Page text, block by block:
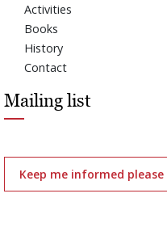
Activities
Books
History
Contact
Mailing list
Keep me informed please